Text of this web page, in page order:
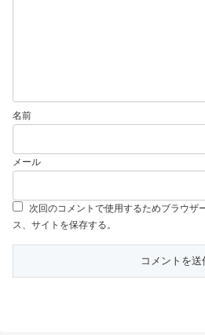
名前
メール
次回のコメントで使用するためブラウザ
ス、サイトを保存する。